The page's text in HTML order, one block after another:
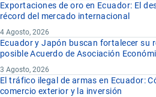
Exportaciones de oro en Ecuador: El
récord del mercado internacional
4 Agosto, 2026
Ecuador y Japón buscan fortalecer su
posible Acuerdo de Asociación
3 Agosto, 2026
El tráfico ilegal de armas en Ecuador:
comercio exterior y la inversión